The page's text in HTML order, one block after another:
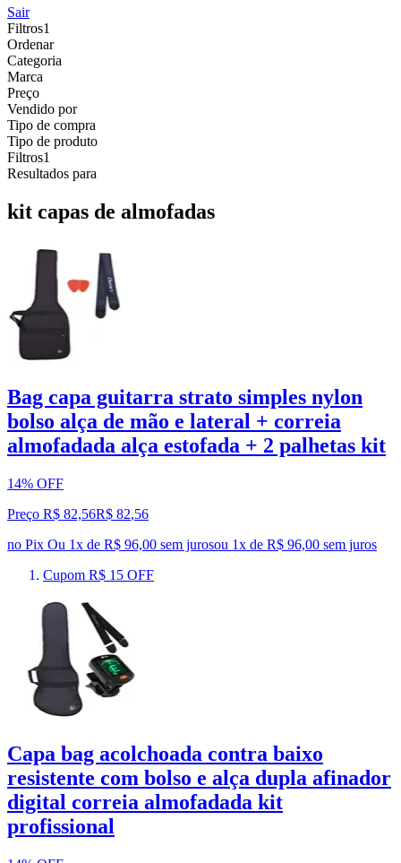
Sair
Filtros1
Ordenar
Categoria
Marca
Preço
Vendido por
Tipo de compra
Tipo de produto
Filtros1
Resultados para
kit capas de almofadas
Bag capa guitarra strato simples nylon
bolso alça de mão e lateral + correia
almofadada alça estofada + 2 palhetas kit
14% OFF
Preço R$ 82,56R$ 82,56
no Pix Ou 1x de R$ 96,00 sem jurosou 1x de R$ 96,00 sem juros
Cupom R$ 15 OFF
Capa bag acolchoada contra baixo
resistente com bolso e alça dupla afinador
digital correia almofadada kit
profissional